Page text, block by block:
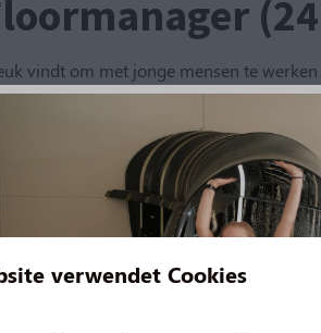
vindt om met jonge mensen te
Je zorgt, samen met de
rol in het opleiden en begeleiden
balans tussen werk en privé. Ideaal te
verwendet Cookies